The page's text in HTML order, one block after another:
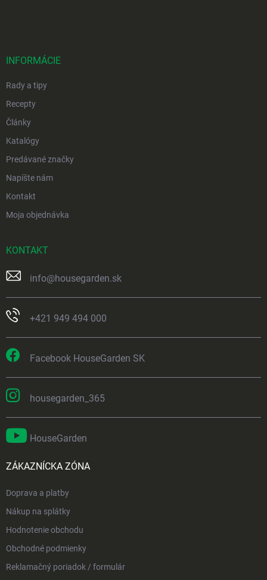
INFORMÁCIE
Rady a tipy
Recepty
Články
Katalógy
Predávané značky
Napíšte nám
Kontakt
Moja objednávka
KONTAKT
info@housegarden.sk
+421 949 494 000
Facebook HouseGarden SK
housegarden_365
HouseGarden
ZÁKAZNÍCKA ZÓNA
Doprava a platby
Nákup na splátky
Hodnotenie obchodu
Obchodné podmienky
Reklamačný poriadok / formulár